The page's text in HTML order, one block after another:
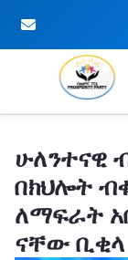
ሁለንተናዊ
በክህሎት
ለማፍራት
ናቸው ቢቂላ